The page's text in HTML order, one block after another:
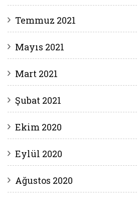
Temmuz 2021
Mayıs 2021
Mart 2021
Şubat 2021
Ekim 2020
Eylül 2020
Ağustos 2020